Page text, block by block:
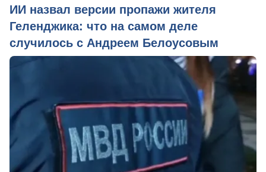
ИИ назвал версии пропажи жителя
Геленджика: что на самом деле
случилось с Андреем Белоусовым